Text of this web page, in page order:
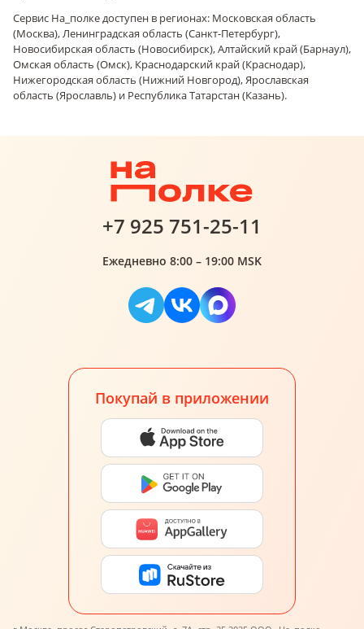
Сервис На_полке доступен в регионах: Московская область
(Москва), Ленинградская область (Санкт-Петербург),
Новосибирская область (Новосибирск), Алтайский край (Барнаул),
Омская область (Омск), Краснодарский край (Краснодар),
Нижегородская область (Нижний Новгород), Ярославская
область (Ярославль) и Республика Татарстан (Казань).
+7 925 751-25-11
Ежедневно 8:00 – 19:00 MSK
Покупай в приложении